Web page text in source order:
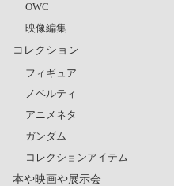
OWC
映像編集
コレクション
フィギュア
ノベルティ
アニメネタ
ガンダム
コレクションアイテム
本や映画や展示会